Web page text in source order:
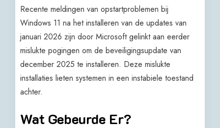
Recente meldingen van opstartproblemen bij
Windows 11 na het installeren van de updates van
januari 2026 zijn door Microsoft gelinkt aan eerder
mislukte pogingen om de beveiligingsupdate van
december 2025 te installeren. Deze mislukte
installaties lieten systemen in een instabiele toestand
achter.
Wat Gebeurde Er?